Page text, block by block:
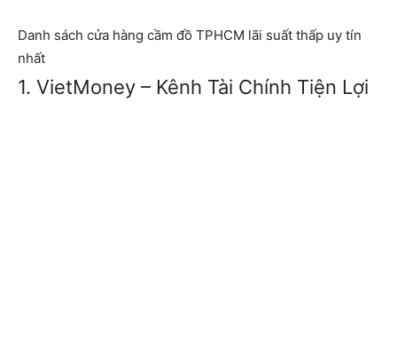
Danh sách cửa hàng cầm đồ TPHCM lãi suất thấp uy tín
nhất
1. VietMoney – Kênh Tài Chính Tiện Lợi